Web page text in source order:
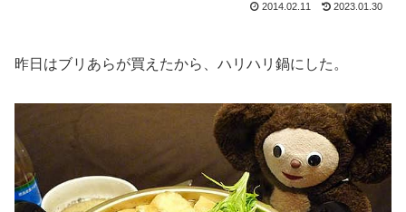
2014.02.11 2023.01.30
昨日はブリあらが買えたから、ハリハリ鍋にした。